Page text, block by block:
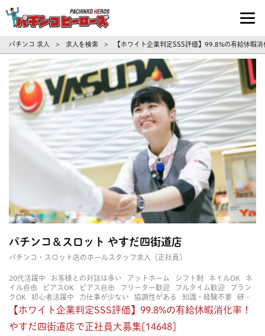
パチンコ求人・転職ならパチンコヒーロ
パチンコ 求人 > 求人を検索 > 【ホワイト企業判定SSS評価】99.8%の有給休暇
パチンコ＆スロット やすだ四街道店
パチンコ・スロット店のホールスタッフ求人（正社員）
20代活躍中 お客様との対話は多い アットホーム シフト制 ネイルOK
ネ
イル自由
ピアスOK ピアス自由 フリーター歓迎 フルタイム歓迎
ブラン
クOK
初心者活躍中 力仕事が少ない 協調性がある 知識・経験不要
研修
あり
立ち仕事 経験者・有資格者歓迎 茶髪OK 賑やかな職場
長く働ける
長期歓迎
【ホワイト企業判定SSS評価】99.8%の有給休暇消化率！
やすだ四街道店で正社員大募集[14648]